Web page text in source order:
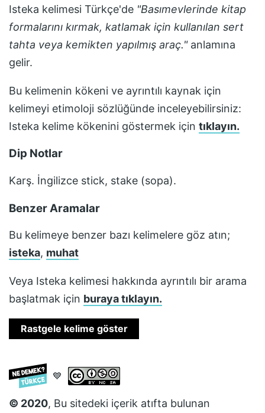
Isteka kelimesi Türkçe'de "Basımevlerinde kitap
formalarını kırmak, katlamak için kullanılan sert
tahta veya kemikten yapılmış araç."anlamına
gelir.
Bu kelimenin kökeni ve ayrıntılı kaynak için
kelimeyi etimoloji sözlüğünde inceleyebilirsiniz:
Isteka kelime kökenini göstermek için tıklayın.
Dip Notlar
Karş. İngilizce stick, stake (sopa).
Benzer Aramalar
Bu kelimeye benzer bazı kelimelere göz atın;
isteka, muhat
Veya Isteka kelimesi hakkında ayrıntılı bir arama
başlatmak için buraya tıklayın.
Rastgele kelime göster
💙
© 2020, Bu sitedeki içerik atıfta bulunan